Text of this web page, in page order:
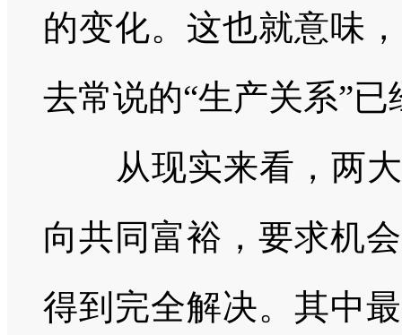
的变化。这也就意味
去常说的“生产关系”
从现实来看，两大
向共同富裕，要求机
得到完全解决。其中